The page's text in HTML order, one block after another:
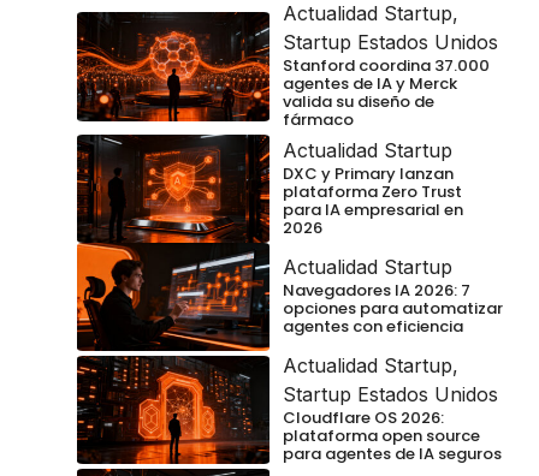
Actualidad Startup,
Startup Estados Unidos
Stanford coordina 37.000
agentes de IA y Merck
valida su diseño de
fármaco
Actualidad Startup
DXC y Primary lanzan
plataforma Zero Trust
para IA empresarial en
2026
Actualidad Startup
Navegadores IA 2026: 7
opciones para automatizar
agentes con eficiencia
Actualidad Startup,
Startup Estados Unidos
Cloudflare OS 2026:
plataforma open source
para agentes de IA seguros